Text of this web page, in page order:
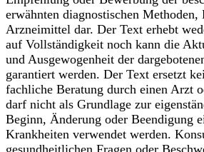
erwähnten diagnostischen Methoden,
Arzneimittel dar. Der Text erhebt
auf Vollständigkeit noch kann die
und Ausgewogenheit der
garantiert werden. Der Text ersetzt
fachliche Beratung durch einen Arzt
darf nicht als Grundlage zur
Beginn, Änderung oder Beendigung
Krankheiten verwendet werden.
gesundheitlichen Fragen oder